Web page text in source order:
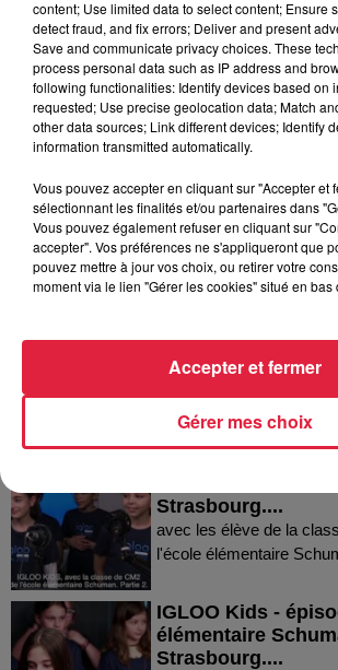
6 août 2026
Les dernières infos
pape à Metz en
Europa-Park : des
l’après Euro-Mir
Dans la même série
Strasbourg....
avec les élève de la
l'école élémentaire
IGLOO Kids -
élémentaire
Strasbourg....
content; Use limited data to select content; Ensure
detect fraud, and fix errors; Deliver and present
Save and communicate privacy choices. These
process personal data such as IP address and
following functionalities: Identify devices based on
requested; Use precise geolocation data; Match
other data sources; Link different devices; Identify
information transmitted automatically.
Vous pouvez accepter en cliquant sur "Accepter et
sélectionnant les finalités et/ou partenaires dans
Vous pouvez également refuser en cliquant sur
accepter". Vos préférences ne s'appliqueront que
pouvez mettre à jour vos choix, ou retirer votre
moment via le lien "Gérer les cookies" situé en bas
Gérer mes choix
Accepter et fermer